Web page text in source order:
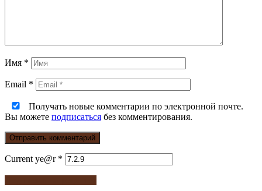
Имя *
Email *
Получать новые комментарии по электронной почте.
Вы можете подписаться без комментирования.
Current ye@r *